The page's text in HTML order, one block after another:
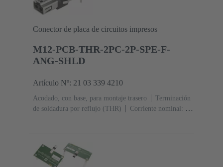
Conector de placa de circuitos impresos
M12-PCB-THR-2PC-2P-SPE-F-
ANG-SHLD
Artículo Nº: 21 03 339 4210
Acodado, con base, para montaje trasero
Terminación
de soldadura por reflujo (THR)
Corriente nominal: ‌4